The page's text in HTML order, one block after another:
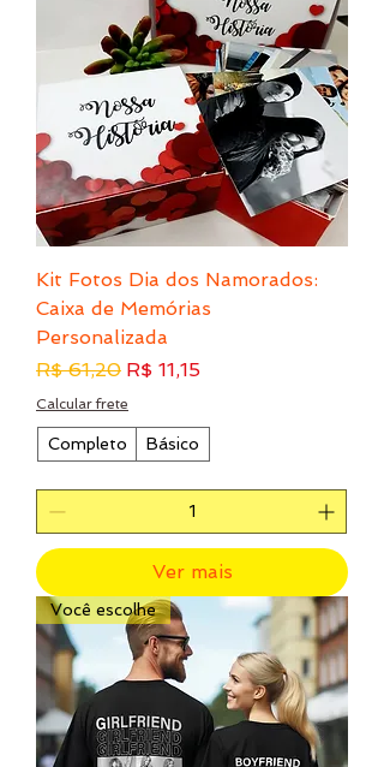
Kit Fotos Dia dos Namorados:
Caixa de Memórias
Personalizada
Preço normal
R$ 61,20 Preço promocional
R$ 11,15
Calcular frete
Completo Básico
Ver mais
Você escolhe